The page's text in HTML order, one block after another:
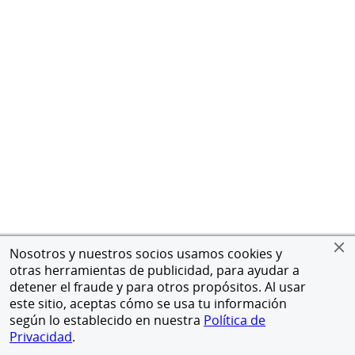
Nosotros y nuestros socios usamos cookies y
otras herramientas de publicidad, para ayudar a
detener el fraude y para otros propósitos. Al usar
este sitio, aceptas cómo se usa tu información
según lo establecido en nuestra Política de
Privacidad.